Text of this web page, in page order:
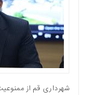
شهرداری قم از